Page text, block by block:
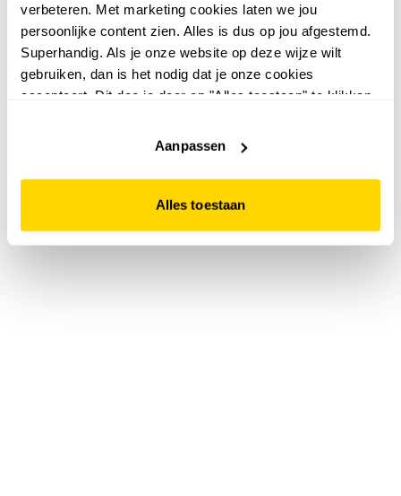
verbeteren. Met marketing cookies laten we jou
persoonlijke content zien. Alles is dus op jou afgestemd.
Superhandig. Als je onze website op deze wijze wilt
gebruiken, dan is het nodig dat je onze cookies
accepteert. Dit doe je door op "Alles toestaan" te klikken.
website niet optimaal functioneert.
Aanpassen
Alles toestaan